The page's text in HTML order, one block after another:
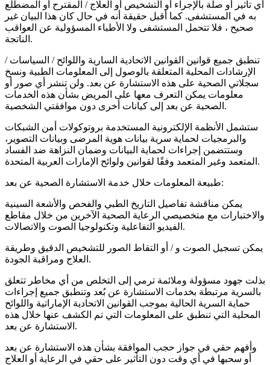
أي تأثير أو صلة بالإجراء أو التشخيص أو العلاج / المقترح أو المضطلع
به في المستشفى. كما أقبل حقيقة أنه في حال كان هذا البيان غير
صحيح ، فلا تتحمل المستشفى ولا الأطباء المسؤولية عن العواقب
الناتجة.
تنطبق جميع قوانين القوانين الاتحادية السارية واللوائح / السياسات /
الإرشادات المحلية المتعلقة بالوصول إلى المعلومات الطبية ونسخ
سجلاتي الصحية على هذه الاستشارة عن بعد. ولن تنشر أي صور أو
معلومات يمكن التعرف معها على المريض بشأن هذه الخدمات
الصحية عن بعد إلى كيانات أخرى دون موافقتي الشخصية.
ستشمل الأنظمة الإلكترونية المستخدمة بروتوكولات أمن الشبكات
والبرمجيات لحماية سرية بيانات هوية المرضى وبيانات التصوير،
وستتضمن إجراءات لحماية البيانات وضمان النزاهة ضد الفساد
المتعمد وغير المتعمد وفقًا لقوانين ولوائح الإمارات العربية المتحدة.
طبيعة المعلومات خلال خدمة الاستشارة الصحية عن بعد:
يمكن مناقشة تفاصيل التاريخ الطبي والفحص والأشعة السينية
والاختبارات مع متخصيصي الرعاية الصحية الآخرين من خلال مقاطع
الفيديو التفاعلية وتكنولوجيا الصوت والاتصالات.
يمكن تسجيل الصوت و / أو التقاط الصور للتشخيص الدقيق وطريقة
العلاج ومراقبة الجودة.
بذلت جهود مسؤولة وملائمة ترمي إلى التخلص من أي مخاطر تتعلق
بالسرية مرتبطة بخدمات الاستشارة عن بُعد وتنطبق جميع إجراءات
حماية السرية الحالية بموجب القوانين الاتحادية الإماراتية واللوائح
المحلية التي تنطبق على المعلومات التي تم الكشف عنها خلال هذه
الاستشارة عن بعد.
وأفهم حقي في جواز حجب الموافقة بشأن هذه الاستشارة عن بعد
أو سحبها في أي وقت دون التأثير على حقي في الرعاية أو العلاج